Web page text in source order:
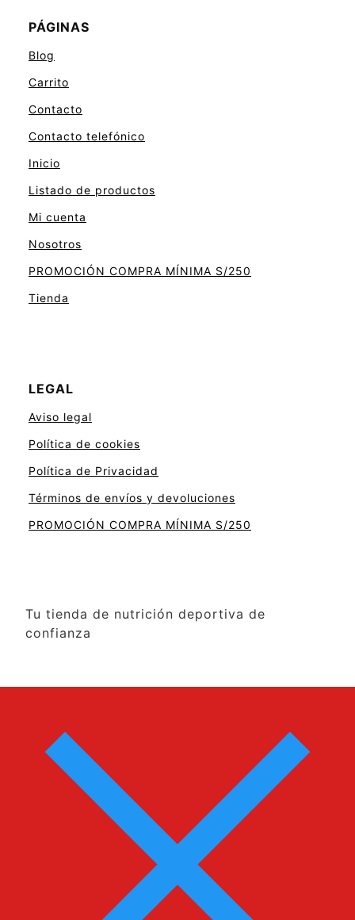
PÁGINAS
Blog
Carrito
Contacto
Contacto telefónico
Inicio
Listado de productos
Mi cuenta
Nosotros
PROMOCIÓN COMPRA MÍNIMA S/250
Tienda
LEGAL
Aviso legal
Política de cookies
Política de Privacidad
Términos de envíos y devoluciones
PROMOCIÓN COMPRA MÍNIMA S/250
Tu tienda de nutrición deportiva de
confianza